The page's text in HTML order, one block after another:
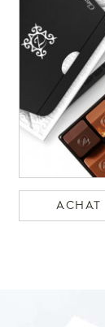
ACHAT